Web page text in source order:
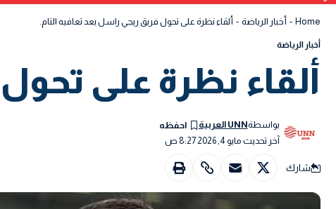
Home
- أخبار الرياضة - ألقاء نظرة على تحول فريق ريجي راسل بعد تعافيه التام.
أخبار الرياضة
ألقاء نظرة على
آخر تحديث مايو 4, 2026 8:27 ص
بواسطةUNN العربية
شارك